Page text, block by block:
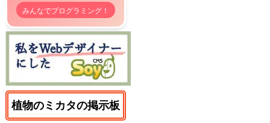
みんなでプログラミング！
植物のミカタの掲示板